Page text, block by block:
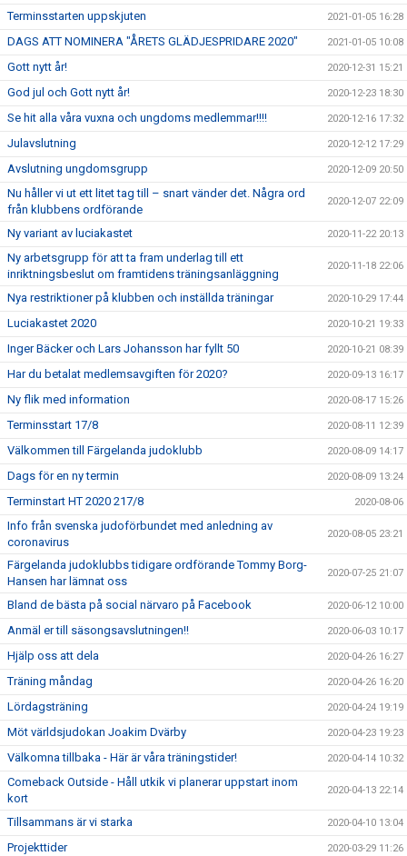
Terminsstarten uppskjuten 2021-01-05 16:28
DAGS ATT NOMINERA "ÅRETS GLÄDJESPRIDARE 2020" 2021-01-05 10:08
Gott nytt år! 2020-12-31 15:21
God jul och Gott nytt år! 2020-12-23 18:30
Se hit alla våra vuxna och ungdoms medlemmar!!!! 2020-12-16 17:32
Julavslutning 2020-12-12 17:29
Avslutning ungdomsgrupp 2020-12-09 20:50
Nu håller vi ut ett litet tag till – snart vänder det. Några ord
från klubbens ordförande
2020-12-07 22:09
Ny variant av luciakastet 2020-11-22 20:13
Ny arbetsgrupp för att ta fram underlag till ett
inriktningsbeslut om framtidens träningsanläggning
2020-11-18 22:06
Nya restriktioner på klubben och inställda träningar 2020-10-29 17:44
Luciakastet 2020 2020-10-21 19:33
Inger Bäcker och Lars Johansson har fyllt 50 2020-10-21 08:39
Har du betalat medlemsavgiften för 2020? 2020-09-13 16:17
Ny flik med information 2020-08-17 15:26
Terminsstart 17/8 2020-08-11 12:39
Välkommen till Färgelanda judoklubb 2020-08-09 14:17
Dags för en ny termin 2020-08-09 13:24
Terminstart HT 2020 217/8 2020-08-06
Info från svenska judoförbundet med anledning av
coronavirus
2020-08-05 23:21
Färgelanda judoklubbs tidigare ordförande Tommy Borg-
Hansen har lämnat oss
2020-07-25 21:07
Bland de bästa på social närvaro på Facebook 2020-06-12 10:00
Anmäl er till säsongsavslutningen!! 2020-06-03 10:17
Hjälp oss att dela 2020-04-26 16:27
Träning måndag 2020-04-26 16:20
Lördagsträning 2020-04-24 19:19
Möt världsjudokan Joakim Dvärby 2020-04-23 19:23
Välkomna tillbaka - Här är våra träningstider! 2020-04-14 10:32
Comeback Outside - Håll utkik vi planerar uppstart inom
kort
2020-04-13 22:14
Tillsammans är vi starka 2020-04-10 13:04
Projekttider 2020-03-29 11:26